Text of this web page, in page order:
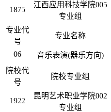
1875
江西应用科技学院005
专业组
专业代
号
专业名称
06 音乐表演(器乐方向)
院校代
号
院校专业组
1922
昆明艺术职业学院002
专业组